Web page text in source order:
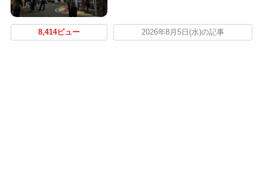
8,414ビュー 2026年8月5日(水)の記事